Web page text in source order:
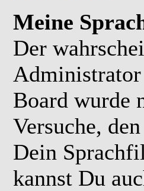
Meine
Der
Board wurde
Versuche,
Dein
kannst Du